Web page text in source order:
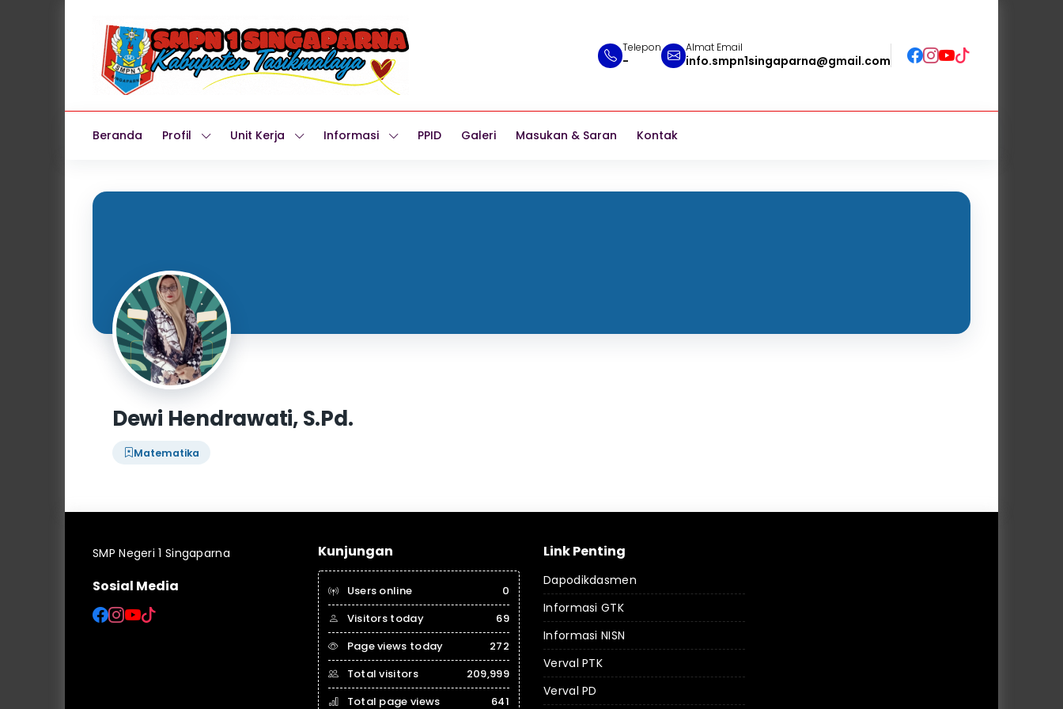
Telepon
-
Almat Email
info.smpn1singaparna@gmail.com
Beranda Profil Unit Kerja Informasi PPID Galeri Masukan & Saran Kontak
Dewi Hendrawati, S.Pd.
Matematika
SMP Negeri 1 Singaparna
Sosial Media
Kunjungan
Users online
0
Visitors today
69
Page views today
272
Total visitors
209,999
Total page views
641
Link Penting
Dapodikdasmen
Informasi GTK
Informasi NISN
Verval PTK
Verval PD